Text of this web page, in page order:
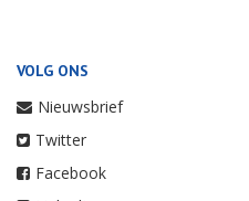
VOLG ONS
Nieuwsbrief
Twitter
Facebook